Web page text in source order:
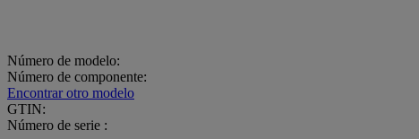
Número de modelo:
Número de componente:
Encontrar otro modelo
GTIN:
Número de serie :